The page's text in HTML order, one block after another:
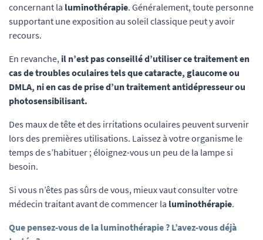
concernant la luminothérapie. Généralement, toute personne
supportant une exposition au soleil classique peut y avoir
recours.
En revanche, il n’est pas conseillé d’utiliser ce traitement en
cas de troubles oculaires tels que cataracte, glaucome ou
DMLA, ni en cas de prise d’un traitement antidépresseur ou
photosensibilisant.
Des maux de tête et des irritations oculaires peuvent survenir
lors des premières utilisations. Laissez à votre organisme le
temps de s’habituer ; éloignez-vous un peu de la lampe si
besoin.
Si vous n’êtes pas sûrs de vous, mieux vaut consulter votre
médecin traitant avant de commencer la luminothérapie.
Que pensez-vous de la luminothérapie ? L’avez-vous déjà